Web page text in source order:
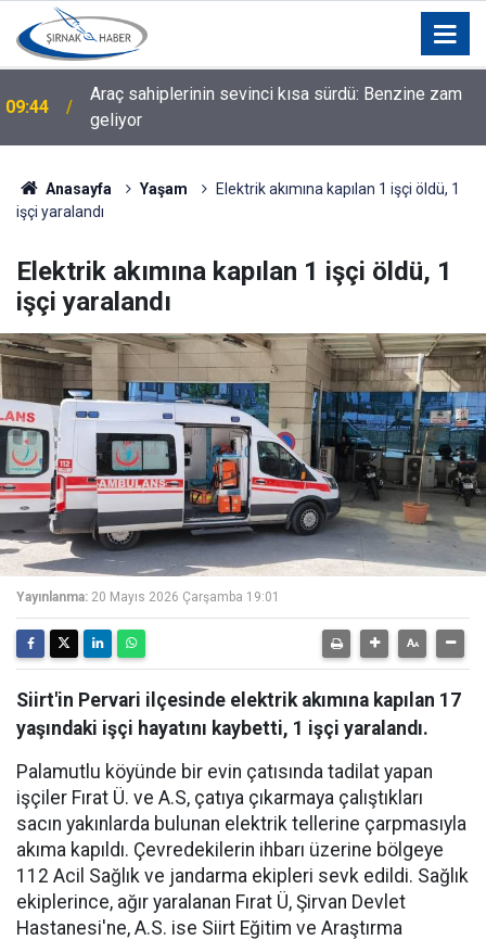
09:44
Araç sahiplerinin sevinci kısa sürdü: Benzine zam
geliyor
Anasayfa Yaşam
Elektrik akımına kapılan 1 işçi öldü, 1
işçi yaralandı
Elektrik akımına kapılan 1 işçi öldü, 1
işçi yaralandı
Yayınlanma: 20 Mayıs 2026 Çarşamba 19:01
Siirt'in Pervari ilçesinde elektrik akımına kapılan 17
yaşındaki işçi hayatını kaybetti, 1 işçi yaralandı.
Palamutlu köyünde bir evin çatısında tadilat yapan
işçiler Fırat Ü. ve A.S, çatıya çıkarmaya çalıştıkları
sacın yakınlarda bulunan elektrik tellerine çarpmasıyla
akıma kapıldı. Çevredekilerin ihbarı üzerine bölgeye
112 Acil Sağlık ve jandarma ekipleri sevk edildi. Sağlık
ekiplerince, ağır yaralanan Fırat Ü, Şirvan Devlet
Hastanesi'ne, A.S. ise Siirt Eğitim ve Araştırma